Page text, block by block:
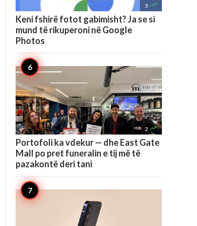
3 
Keni fshirë fotot gabimisht? Ja se si
mund të rikuperoni në Google
Photos
2 
Portofoli ka vdekur — dhe East Gate
Mall po pret funeralin e tij më të
pazakontë deri tani